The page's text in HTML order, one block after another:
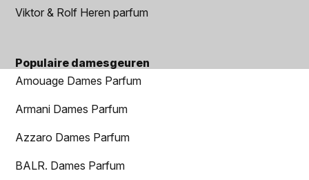
Viktor & Rolf Heren parfum
Populaire damesgeuren
Amouage Dames Parfum
Armani Dames Parfum
Azzaro Dames Parfum
BALR. Dames Parfum